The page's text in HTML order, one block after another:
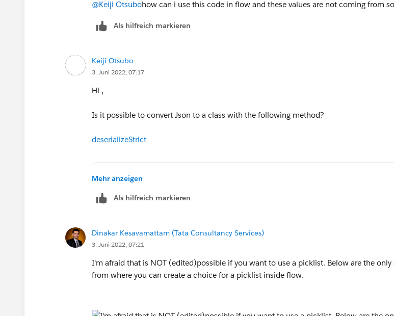
            }
        }
@Keiji Otsubohow can i use this code in flow and these values are not coming from
Als hilfreich markieren
Keiji Otsubo
3. Juni 2022, 07:17
Hi ,
Is it possible to convert Json to a class with the following method?
deserializeStrict
public class Car {
    public String year;
    Car c = (Car)JSON.deserializeStrict(
        '{"make":"SFDC","year":"2020"}',
        Car.class);
    System.assertEquals(c.make, 'SFDC');
Mehr anzeigen
Als hilfreich markieren
Dinakar Kesavamattam (Tata Consultancy Services)
3. Juni 2022, 07:21
I'm afraid that is NOT (edited)possible if you want to use a picklist. Below are the only
from where you can create a choice for a picklist inside flow.